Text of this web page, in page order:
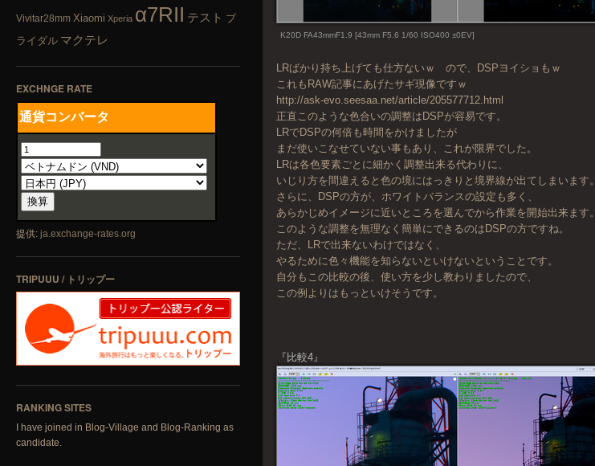
Vivitar28mm Xiaomi Xperia α7RII テスト ブ
ライダル マクテレ
EXCHNGE RATE
提供: ja.exchange-rates.org
TRIPUUU / トリップー
RANKING SITES
I have joined in Blog-Village and Blog-Ranking as
candidate.
K20D FA43mmF1.9 [43mm F5.6 1/60 ISO400 ±0EV]
LRばかり持ち上げても仕方ないｗ ので、DSPヨイショもｗ
これもRAW記事にあげたサギ現像ですｗ
http://ask-evo.seesaa.net/article/205577712.html
正直このような色合いの調整はDSPが容易です。
LRでDSPの何倍も時間をかけましたが
まだ使いこなせていない事もあり、これが限界でした。
LRは各色要素ごとに細かく調整出来る代わりに、
いじり方を間違えると色の境にはっきりと境界線が出てしまいます。
さらに、DSPの方が、ホワイトバランスの設定も多く、
あらかじめイメージに近いところを選んでから作業を開始出来ます。
このような調整を無理なく簡単にできるのはDSPの方ですね。
ただ、LRで出来ないわけではなく、
やるために色々機能を知らないといけないということです。
自分もこの比較の後、使い方を少し教わりましたので、
この例よりはもっといけそうです。
『比較4』